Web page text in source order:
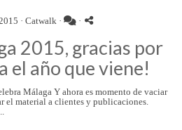
· Catwalk · ·
2015, gracias por
el año que viene!
Málaga Y ahora es momento de vaciar
el material a clientes y publicaciones.